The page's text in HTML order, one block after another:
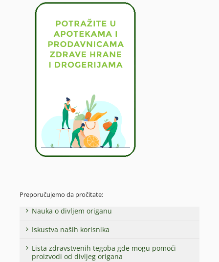
Preporučujemo da pročitate:
Nauka o divljem origanu
Iskustva naših korisnika
Lista zdravstvenih tegoba gde mogu pomoći
proizvodi od divljeg origana